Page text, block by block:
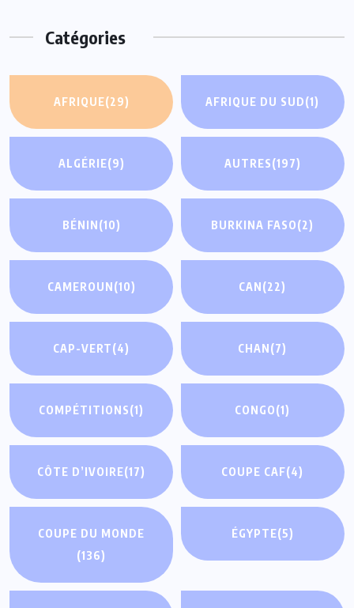
Catégories
AFRIQUE(29) AFRIQUE DU SUD(1)
ALGÉRIE(9) AUTRES(197)
BÉNIN(10) BURKINA FASO(2)
CAMEROUN(10) CAN(22)
CAP-VERT(4) CHAN(7)
COMPÉTITIONS(1) CONGO(1)
CÔTE D’IVOIRE(17) COUPE CAF(4)
COUPE DU MONDE
(136)
ÉGYPTE(5)